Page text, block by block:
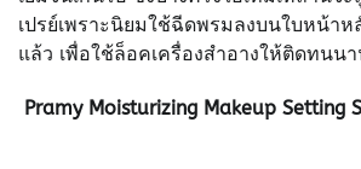
เปรย์เพราะนิยมใช้ฉีดพรมลงบนใบหน้าห
แล้ว เพื่อใช้ล็อคเครื่องสำอางให้ติดทนนา
Pramy Moisturizing Makeup Setting